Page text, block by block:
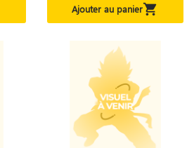
Ajouter au panier